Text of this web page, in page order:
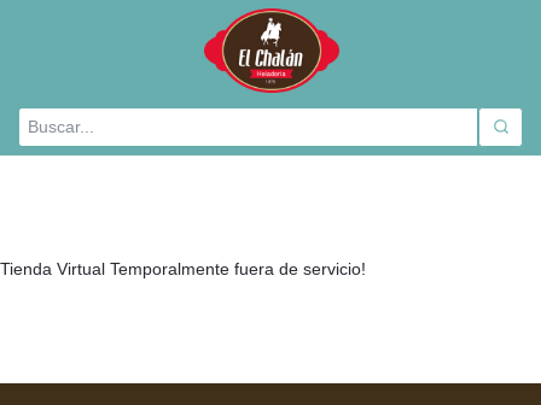
Tienda Virtual Temporalmente fuera de servicio!